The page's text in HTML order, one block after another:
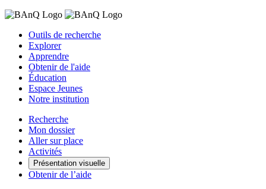
Outils de recherche
Explorer
Apprendre
Obtenir de l'aide
Éducation
Espace Jeunes
Notre institution
Recherche
Mon dossier
Aller sur place
Activités
Présentation visuelle
Obtenir de l’aide